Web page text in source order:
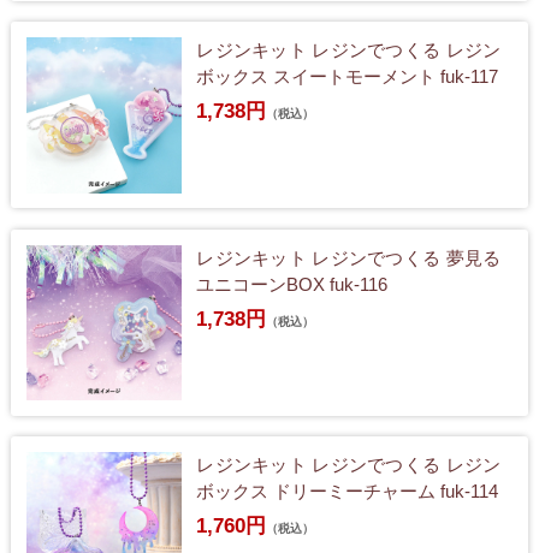
レジンキット レジンでつくる レジン
ボックス スイートモーメント fuk-117
1,738円 （税込）
レジンキット レジンでつくる 夢見る
ユニコーンBOX fuk-116
1,738円 （税込）
レジンキット レジンでつくる レジン
ボックス ドリーミーチャーム fuk-114
1,760円 （税込）